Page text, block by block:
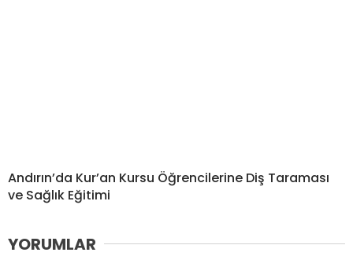
Andırın’da Kur’an Kursu Öğrencilerine Diş Taraması
ve Sağlık Eğitimi
YORUMLAR